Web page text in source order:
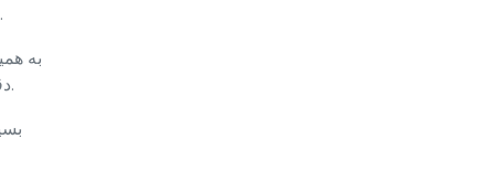
می‌روند. که این وضعیت در روز ملاقات به دلیل وجود اشتباه در نوع بیمه و تاریخ‌های آن، باعث بروز خطاهای مهمی می‌شود.
به
دقت شود که تاریخ شروع بیمه در اولین درخواست‌ها با تاریخ درخواست اقامت و در تمدیدها با تاریخ تمدید اقامت یکسان باشد.